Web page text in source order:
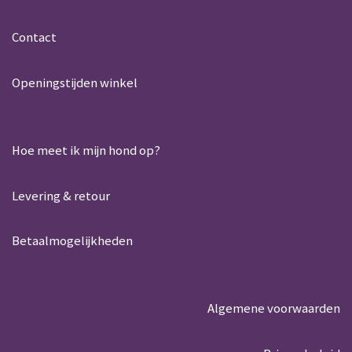
p
Contact
Openingstijden winkel
Hoe meet ik mijn hond op?
Levering & retour
Betaalmogelijkheden
Algemene voorwaarden